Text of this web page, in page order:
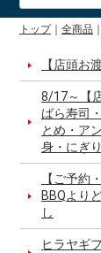
トップ 全商品
【店頭お
8/17～【
ばら寿司
とめ・ア
身・にぎ
【ご予約
BBQより
し
ヒラヤギ